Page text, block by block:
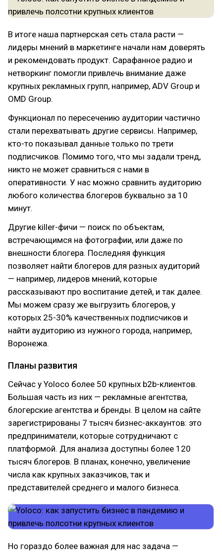
В итоге наша партнерская сеть стала расти —
лидеры мнений в маркетинге начали нам доверять
и рекомендовать продукт. Сарафанное радио и
нетворкинг помогли привлечь внимание даже
крупных рекламных групп, например, ADV Group и
OMD Group.
Функционал по пересечению аудитории частично
стали перехватывать другие сервисы. Например,
кто-то показывал данные только по трети
подписчиков. Помимо того, что мы задали тренд,
никто не может сравниться с нами в
оперативности. У нас можно сравнить аудиторию
любого количества блогеров буквально за 10
минут.
Другие killer-фичи — поиск по объектам,
встречающимся на фотографии, или даже по
внешности блогера. Последняя функция
позволяет найти блогеров для разных аудиторий
— например, лидеров мнений, которые
рассказывают про воспитание детей, и так далее.
Мы можем сразу же выгрузить блогеров, у
которых 25-30% качественных подписчиков и
найти аудиторию из нужного города, например,
Воронежа.
Планы развития
Сейчас у Yoloco более 50 крупных b2b-клиентов.
Большая часть из них — рекламные агентства,
блогерские агентства и бренды. В целом на сайте
зарегистрированы 7 тысяч бизнес-аккаунтов: это
предприниматели, которые сотрудничают с
платформой. Для анализа доступны более 120
тысяч блогеров. В планах, конечно, увеличение
числа как крупных заказчиков, так и
представителей среднего и малого бизнеса.
Но гораздо более важная для нас задача —